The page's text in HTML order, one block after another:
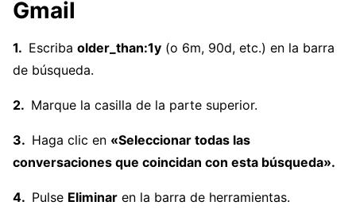
Gmail
Escriba older_than:1y (o 6m, 90d, etc.) en la barra
de búsqueda.
Marque la casilla de la parte superior.
Haga clic en «Seleccionar todas las
conversaciones que coincidan con esta búsqueda».
Pulse Eliminar en la barra de herramientas.